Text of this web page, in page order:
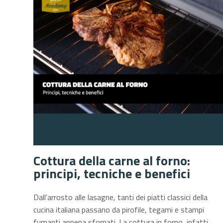
Cottura della carne al forno:
principi, tecniche e benefici
Dall’arrosto alle lasagne, tanti dei piatti classici della
cucina italiana passano da pirofile, tegami e stampi